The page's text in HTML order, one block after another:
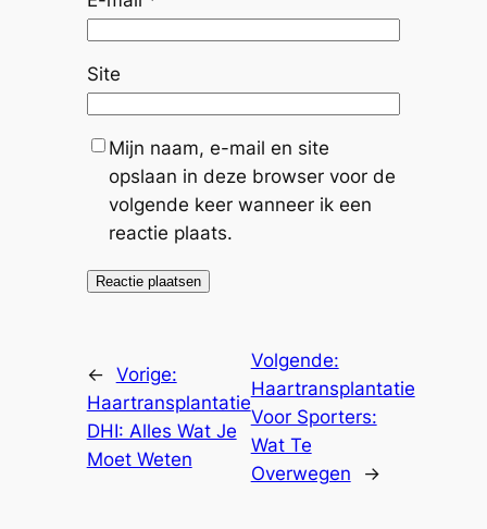
Site
Mijn naam, e-mail en site
opslaan in deze browser voor de
volgende keer wanneer ik een
reactie plaats.
← Vorige:
Haartransplantatie
DHI: Alles Wat Je
Moet Weten
Volgende:
Haartransplantatie
Voor Sporters:
Wat Te
Overwegen
→